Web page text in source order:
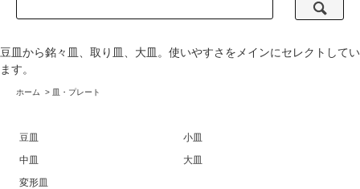
豆皿から銘々皿、取り皿、大皿。使いやすさをメインにセレクトしてい
ます。
ホーム > 皿・プレート
豆皿
小皿
中皿
大皿
変形皿